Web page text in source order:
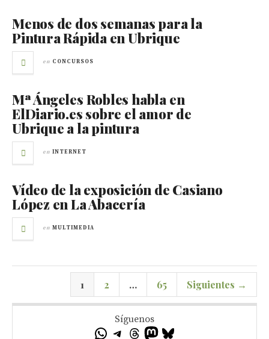
Menos de dos semanas para la
Pintura Rápida en Ubrique
en CONCURSOS
Mª Ángeles Robles habla en
ElDiario.es sobre el amor de
Ubrique a la pintura
en INTERNET
Vídeo de la exposición de Casiano
López en La Abacería
en MULTIMEDIA
1 2 … 65 Siguientes →
Síguenos